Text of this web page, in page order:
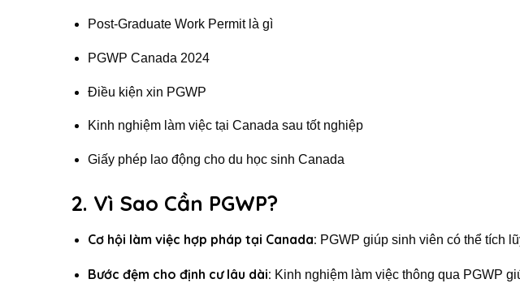
Post-Graduate Work Permit là gì
PGWP Canada 2024
Điều kiện xin PGWP
Kinh nghiệm làm việc tại Canada sau tốt nghiệp
Giấy phép lao động cho du học sinh Canada
2. Vì Sao Cần PGWP?
Cơ hội làm việc hợp pháp tại Canada: PGWP giúp sinh viên có thể tích
Bước đệm cho định cư lâu dài: Kinh nghiệm làm việc thông qua PGWP